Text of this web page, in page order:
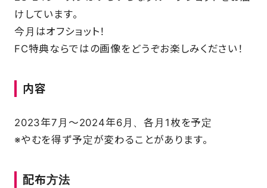
SCHOOL
PARTNERS
SHOP
けしています。
今月はオフショット！
FC特典ならではの画像をどうぞお楽しみください！
内容
2023年7月～2024年6月、各月1枚を予定
※やむを得ず予定が変わることがあります。
配布方法